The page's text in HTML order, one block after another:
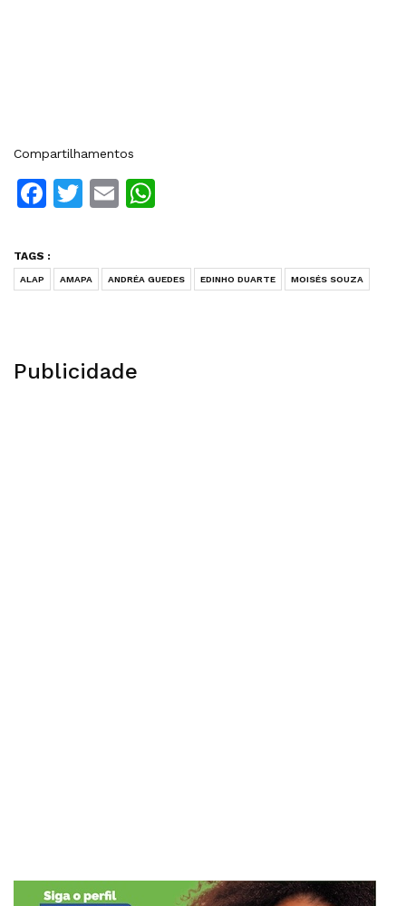
Compartilhamentos
Facebook
Twitter
Email
TAGS :
ALAP AMAPA ANDRÉA GUEDES EDINHO DUARTE MOISÉS SOUZA
Publicidade